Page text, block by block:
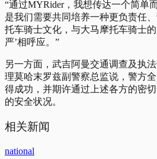
“通过MYRider，我想传达一个简单
是我们需要共同培养一种更负责任
托车骑士文化，与大马摩托车骑士
严’相呼应。”
另一方面，武吉阿曼交通调查及执
理莫哈末罗兹副警察总监说，警方
得成功，并期许通过上述各方的密
的安全状况。
相关新闻
national